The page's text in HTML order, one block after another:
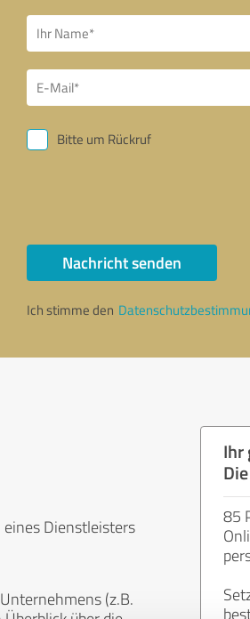
Bitte um Rückruf
Nachricht senden
Ich stimme den
Dienstleisters
(z.B.
Ihr
85